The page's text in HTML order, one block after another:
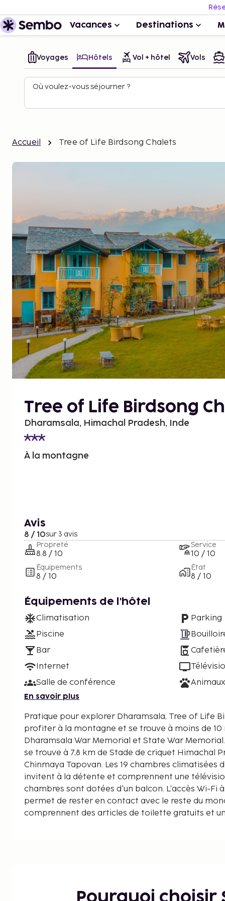
Vacances Destinations
Voyages Hôtels Vol + hôtel Vols
Où voulez-vous séjourner ?
Accueil Tree of Life Birdsong Chalets
Tree of Life Birdsong
Dharamsala, Himachal Pradesh, Inde
À la montagne
Avis
8 / 10sur 3 avis
Propreté
8.8 / 10
Équipements
8 / 10
Service
10 / 10
État
8 / 10
Équipements de l'hôtel
Climatisation
Piscine
Bar
Internet
Salle de conférence
Parking
En savoir plus
Pratique pour explorer Dharamsala, Tree of Life
profiter à la montagne et se trouve à moins de 10
Dharamsala War Memorial et State War Memorial. Ce complexe touristique
se trouve à 7,8 km de Stade de criquet Himachal
Chinmaya Tapovan. Les 19 chambres climatisées
invitent à la détente et comprennent une
chambres sont dotées d'un balcon. L'accès Wi-Fi
permet de rester en contact avec le reste du
comprennent des articles de toilette gratuits et un
Tea Garden - 9,3 km
Pourquoi choisir